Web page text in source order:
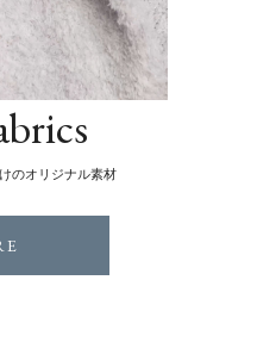
のオリジナル素材